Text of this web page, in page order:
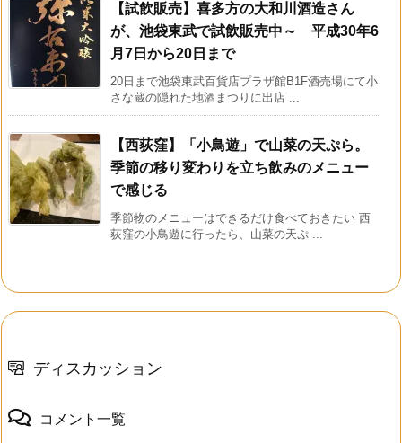
【試飲販売】喜多方の大和川酒造さん
が、池袋東武で試飲販売中～ 平成30年6
月7日から20日まで
20日まで池袋東武百貨店プラザ館B1F酒売場にて小
さな蔵の隠れた地酒まつりに出店 ...
【西荻窪】「小鳥遊」で山菜の天ぷら。
季節の移り変わりを立ち飲みのメニュー
で感じる
季節物のメニューはできるだけ食べておきたい 西
荻窪の小鳥遊に行ったら、山菜の天ぷ ...
ディスカッション
コメント一覧